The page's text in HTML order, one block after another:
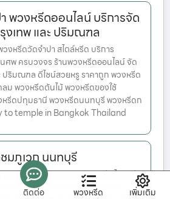
พวงหรีดออนไลน์ บริการจัด
งเทพ และ ปริมณฑล
หรีดวัดจำปา สไตล์หรีด บริการ
ศพ ครบวงจร ร้านพวงหรีดออนไลน์ จัด
ปริมณฑล ดีไซน์สวยหรู ราคาถูก พวงหรีด
ม พวงหรีดต้นไม้ พวงหรีดของใช้
หรีดปทุมธานี พวงหรีดนนทบุรี พวงหรีดก
to temple in Bangkok Thailand
มภูเวก นนทบุรี
นพวงหรีดวัดชมภูเวก นนทบุรี สไตล์หรีด
ดงานศพ ครบวงจร ร้านพวงหรีด
ติดต่อ พวงหรีด เพิ่มเติม